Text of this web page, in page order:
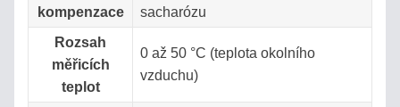
kompenzace
sacharózu
Rozsah
měřicích
teplot
0 až 50 °C (teplota okolního
vzduchu)